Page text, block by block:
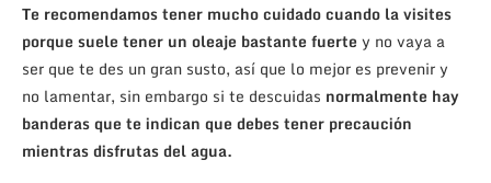
Te recomendamos tener mucho cuidado cuando la visites
porque suele tener un oleaje bastante fuerte y no vaya a
ser que te des un gran susto, así que lo mejor es prevenir y
no lamentar, sin embargo si te descuidas normalmente hay
banderas que te indican que debes tener precaución
mientras disfrutas del agua.